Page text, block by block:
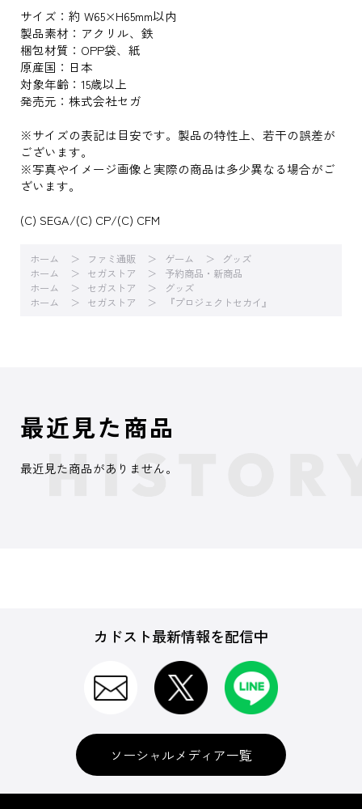
サイズ：約 W65×H65mm以内
製品素材：アクリル、鉄
梱包材質：OPP袋、紙
原産国：日本
対象年齢：15歳以上
発売元：株式会社セガ
※サイズの表記は目安です。製品の特性上、若干の誤差が
ございます。
※写真やイメージ画像と実際の商品は多少異なる場合がご
ざいます。
(C) SEGA/(C) CP/(C) CFM
ホーム ファミ通販 ゲーム
グッズ
ホーム
セガストア
予約商品・新商品
ホーム
セガストア
グッズ
ホーム
セガストア 『プロジェクトセカイ』
最近見た商品
最近見た商品がありません。
カドスト最新情報を配信中
ソーシャルメディア一覧